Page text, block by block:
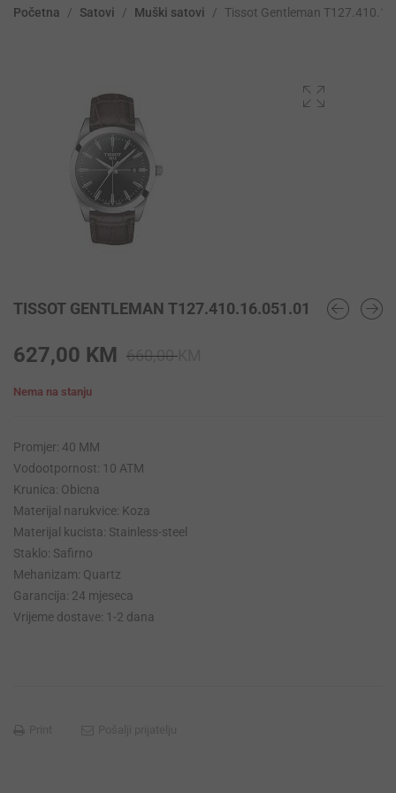
Početna / Satovi / Muški satovi / Tissot Gentleman
TISSOT GENTLEMAN T127.410.16.051.01
660,00
627,00 KM
Nema na stanju
Promjer: 40 MM
Vodootpornost: 10 ATM
Krunica: Obicna
Materijal narukvice: Koza
Materijal kucista: Stainless-steel
Staklo: Safirno
Mehanizam: Quartz
Garancija: 24 mjeseca
Vrijeme dostave: 1-2 dana